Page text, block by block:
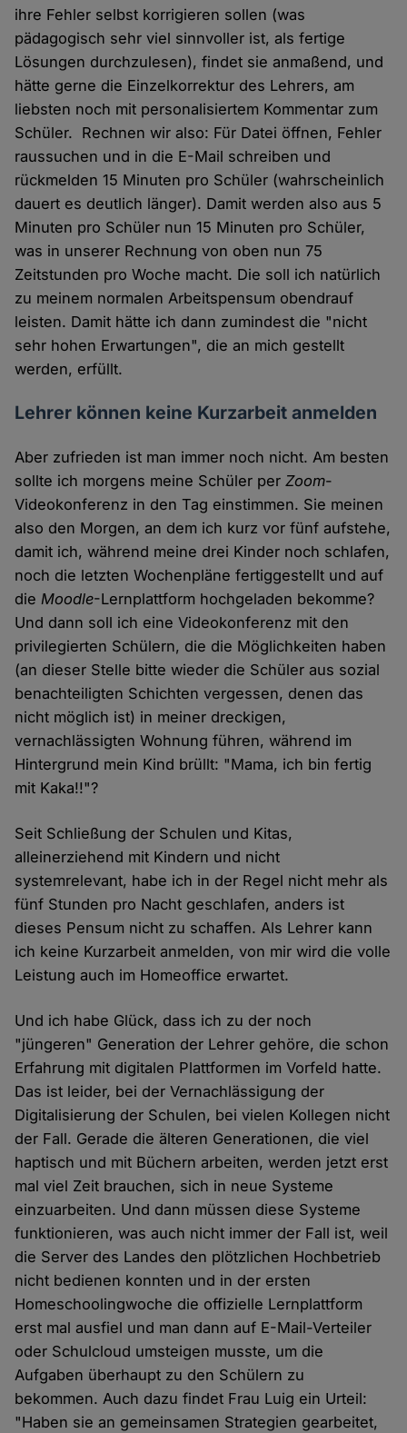
ihre Fehler selbst korrigieren sollen (was
pädagogisch sehr viel sinnvoller ist, als fertige
Lösungen durchzulesen), findet sie anmaßend, und
hätte gerne die Einzelkorrektur des Lehrers, am
liebsten noch mit personalisiertem Kommentar zum
Schüler. Rechnen wir also: Für Datei öffnen, Fehler
raussuchen und in die E-Mail schreiben und
rückmelden 15 Minuten pro Schüler (wahrscheinlich
dauert es deutlich länger). Damit werden also aus 5
Minuten pro Schüler nun 15 Minuten pro Schüler,
was in unserer Rechnung von oben nun 75
Zeitstunden pro Woche macht. Die soll ich natürlich
zu meinem normalen Arbeitspensum obendrauf
leisten. Damit hätte ich dann zumindest die "nicht
sehr hohen Erwartungen", die an mich gestellt
werden, erfüllt.
Lehrer können keine Kurzarbeit anmelden
Aber zufrieden ist man immer noch nicht. Am besten
sollte ich morgens meine Schüler perZoom-
Videokonferenz in den Tag einstimmen. Sie meinen
also den Morgen, an dem ich kurz vor fünf aufstehe,
damit ich, während meine drei Kinder noch schlafen,
noch die letzten Wochenpläne fertiggestellt und auf
dieMoodle-Lernplattform hochgeladen bekomme?
Und dann soll ich eine Videokonferenz mit den
privilegierten Schülern, die die Möglichkeiten haben
(an dieser Stelle bitte wieder die Schüler aus sozial
benachteiligten Schichten vergessen, denen das
nicht möglich ist) in meiner dreckigen,
vernachlässigten Wohnung führen, während im
Hintergrund mein Kind brüllt: "Mama, ich bin fertig
mit Kaka!!"?
Seit Schließung der Schulen und Kitas,
alleinerziehend mit Kindern und nicht
systemrelevant, habe ich in der Regel nicht mehr als
fünf Stunden pro Nacht geschlafen, anders ist
dieses Pensum nicht zu schaffen. Als Lehrer kann
ich keine Kurzarbeit anmelden, von mir wird die volle
Leistung auch im Homeoffice erwartet.
Und ich habe Glück, dass ich zu der noch
"jüngeren" Generation der Lehrer gehöre, die schon
Erfahrung mit digitalen Plattformen im Vorfeld hatte.
Das ist leider, bei der Vernachlässigung der
Digitalisierung der Schulen, bei vielen Kollegen nicht
der Fall. Gerade die älteren Generationen, die viel
haptisch und mit Büchern arbeiten, werden jetzt erst
mal viel Zeit brauchen, sich in neue Systeme
einzuarbeiten. Und dann müssen diese Systeme
funktionieren, was auch nicht immer der Fall ist, weil
die Server des Landes den plötzlichen Hochbetrieb
nicht bedienen konnten und in der ersten
Homeschoolingwoche die offizielle Lernplattform
erst mal ausfiel und man dann auf E-Mail-Verteiler
oder Schulcloud umsteigen musste, um die
Aufgaben überhaupt zu den Schülern zu
bekommen. Auch dazu findet Frau Luig ein Urteil:
"Haben sie an gemeinsamen Strategien gearbeitet,